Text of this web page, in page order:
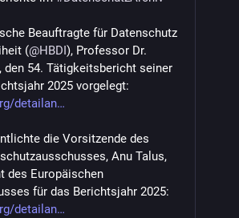
Beauftragte für Datenschutz
(@HBDI), Professor Dr.
den 54. Tätigkeitsbericht seiner
2025 vorgelegt:
detailan
die Vorsitzende des
Anu Talus,
des Europäischen
für das Berichtsjahr 2025:
detailan